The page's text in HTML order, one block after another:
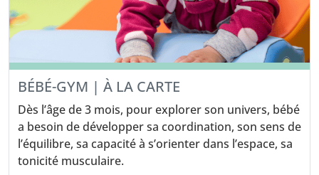
BÉBÉ-GYM | À LA CARTE
Dès l’âge de 3 mois, pour explorer son univers, bébé
a besoin de développer sa coordination, son sens de
l’équilibre, sa capacité à s’orienter dans l’espace, sa
tonicité musculaire.